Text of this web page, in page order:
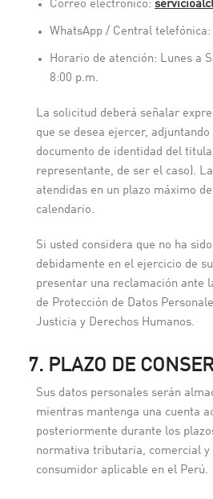
Correo electrónico:
WhatsApp / Central telefónica:
Horario de atención: Lunes a
8:00 p.m.
La solicitud deberá señalar
que se desea ejercer,
documento de identidad del
representante, de ser el caso).
atendidas en un plazo máximo
calendario.
Si usted considera que no ha
debidamente en el ejercicio de
presentar una reclamación ante
de Protección de Datos
Justicia y Derechos Humanos.
7. PLAZO DE
Sus datos personales serán
mientras mantenga una cuenta
posteriormente durante los
normativa tributaria, comercial y
consumidor aplicable en el Perú.